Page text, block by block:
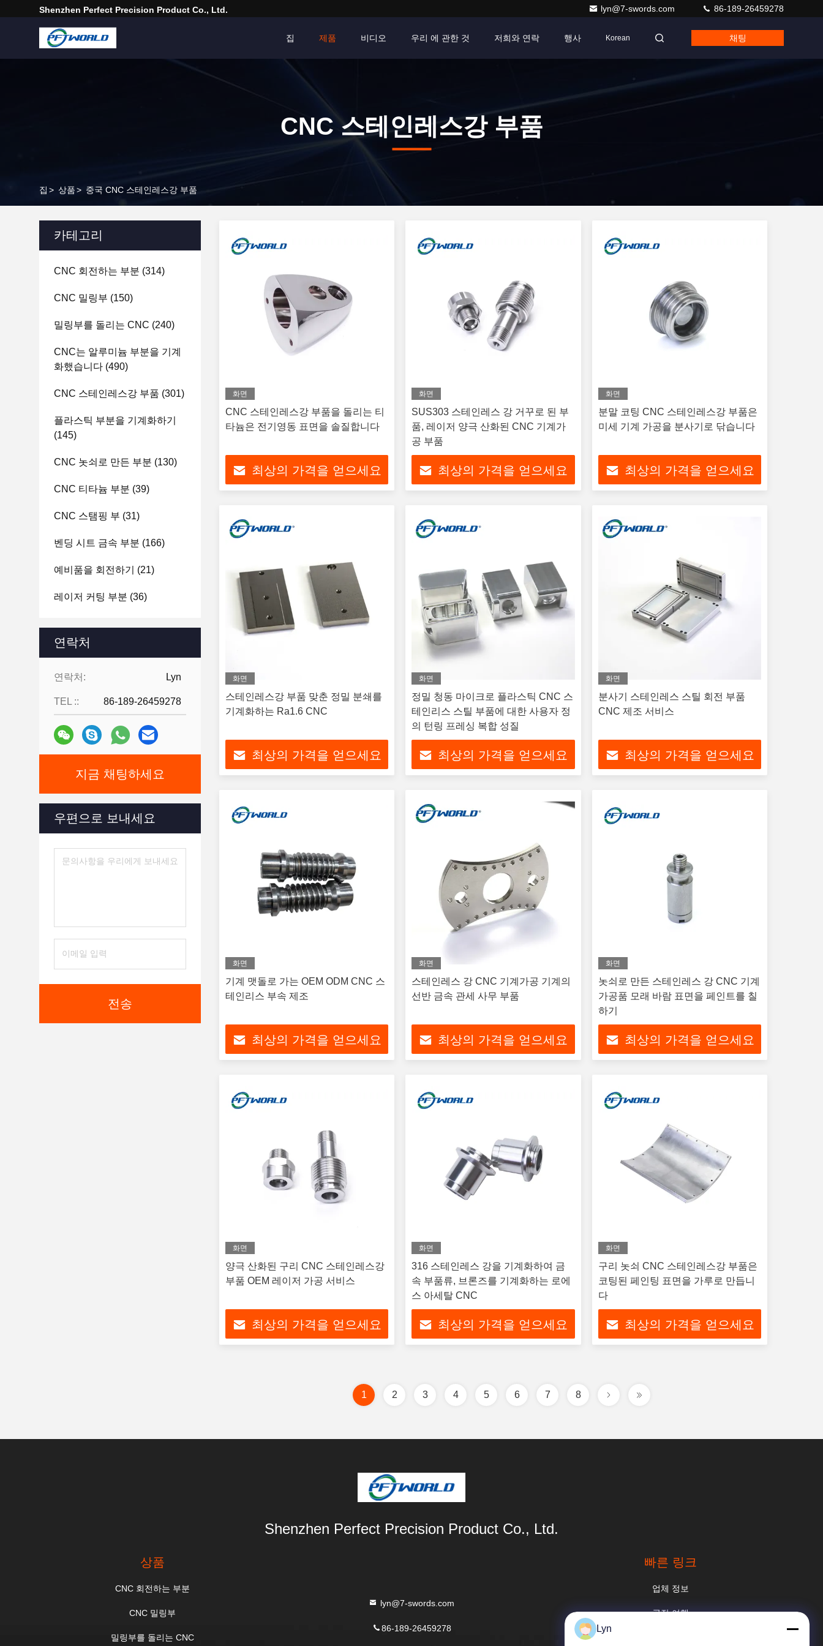
Shenzhen Perfect Precision Product Co., Ltd. lyn@7-swords.com 86-189-26459278
집 제품 비디오 우리 에 관한 것 저희와 연락 행사 Korean 채팅
CNC 스테인레스강 부품
집 > 상품> 중국 CNC 스테인레스강 부품
카테고리
CNC 회전하는 부분 (314)
CNC 밀링부 (150)
밀링부를 돌리는 CNC (240)
CNC는 알루미늄 부분을 기계
화했습니다 (490)
CNC 스테인레스강 부품 (301)
플라스틱 부분을 기계화하기
(145)
CNC 놋쇠로 만든 부분 (130)
CNC 티타늄 부분 (39)
CNC 스탬핑 부 (31)
벤딩 시트 금속 부분 (166)
예비품을 회전하기 (21)
레이저 커팅 부분 (36)
리니어 가이드 슬라이더
CNC (컴퓨터에 의한 수치제
어) 자동차 부속품 (11)
어) 자전거 부분(6)
금속 용접 서비스(5)
맞춤형 폼(6)
연락처
연락처: Lyn
TEL :: 86-189-26459278
지금 채팅하세요
우편으로 보내세요
전송
화면
CNC 스테인레스강 부품을 돌리는 티
타늄은 전기영동 표면을 솔질합니다
최상의 가격을 얻으세요
화면
SUS303 스테인레스 강 거꾸로 된 부
품, 레이저 양극 산화된 CNC 기계가
공 부품
최상의 가격을 얻으세요
화면
분말 코팅 CNC 스테인레스강 부품은
미세 기계 가공을 분사기로 닦습니다
최상의 가격을 얻으세요
화면
스테인레스강 부품 맞춘 정밀 분쇄를
기계화하는 Ra1.6 CNC
최상의 가격을 얻으세요
화면
정밀 청동 마이크로 플라스틱 CNC 스
테인리스 스틸 부품에 대한 사용자 정
의 턴링 프레싱 복합 성질
최상의 가격을 얻으세요
화면
분사기 스테인레스 스틸 회전 부품
CNC 제조 서비스
최상의 가격을 얻으세요
화면
기계 맷돌로 가는 OEM ODM CNC 스
테인리스 부속 제조
최상의 가격을 얻으세요
화면
스테인레스 강 CNC 기계가공 기계의
선반 금속 관세 사무 부품
최상의 가격을 얻으세요
화면
놋쇠로 만든 스테인레스 강 CNC 기계
가공품 모래 바람 표면을 페인트를 칠
하기
최상의 가격을 얻으세요
화면
양극 산화된 구리 CNC 스테인레스강
부품 OEM 레이저 가공 서비스
최상의 가격을 얻으세요
화면
316 스테인레스 강을 기계화하여 금
속 부품류, 브론즈를 기계화하는 로에
스 아세탈 CNC
최상의 가격을 얻으세요
화면
구리 놋쇠 CNC 스테인레스강 부품은
코팅된 페인팅 표면을 가루로 만듭니
다
최상의 가격을 얻으세요
1 2 3 4 5 6 7 8
Shenzhen Perfect Precision Product Co., Ltd.
상품
CNC 회전하는 부분
CNC 밀링부
밀링부를 돌리는 CNC
lyn@7-swords.com
86-189-26459278
빠른 링크
업체 정보
공장 여행
Lyn